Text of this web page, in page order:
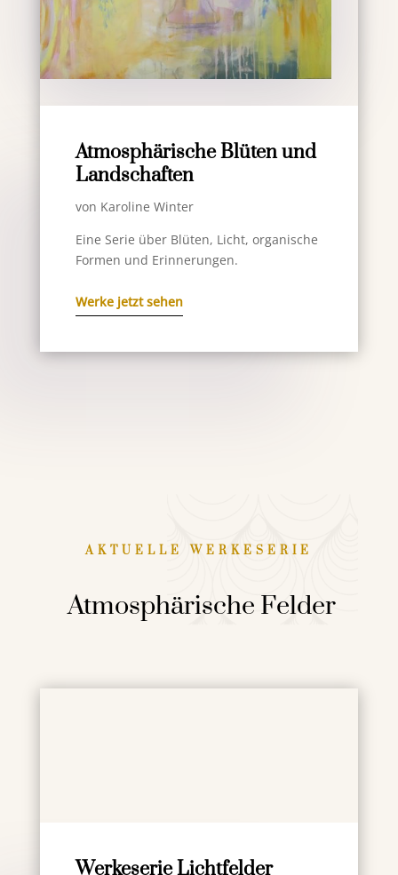
Atmosphärische Blüten und
Landschaften
von Karoline Winter
Eine Serie über Blüten, Licht, organische
Formen und Erinnerungen.
Werke jetzt sehen
AKTUELLE WERKESERIE
Atmosphärische Felder
Werkeserie Lichtfelder